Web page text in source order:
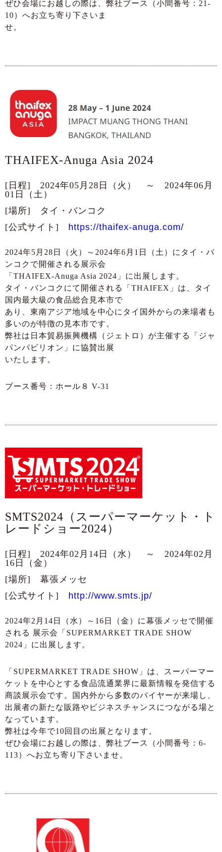
ぜひ会場にお越しの際は、弊社ブース（小間番号：21-
10）へお立ち寄り下さいま
せ。
THAIFEX-Anuga Asia 2024
[日程] 2024年05月28日（火） ～ 2024年06月
01日（土）
[場所] タイ・バンコク
[公式サイト] https://thaifex-anuga.com/
2024年5月28日（火）～2024年6月1日（土）にタイ・バ
ンコクで開催される展示会
「THAIFEX-Anuga Asia 2024」に出展します。
タイ・バンコクにて開催される「THAIFEX」は、タイ
国内最大級の食品総合見本市で
あり、東南アジア地域を中心にタイ国外からの来場者も
多いのが特徴の見本市です。
弊社は日本貿易振興機構（ジェトロ）が主催する「ジャ
パンパビリオン」に協賛出展
いたします。
ブース番号：ホール８ V-31
SMTS2024（スーパーマーケット・ト
レードショー2024）
[日程] 2024年02月14日（水） ～ 2024年02月
16日（金）
[場所] 幕張メッセ
[公式サイト] http://www.smts.jp/
2024年2月14日（水）～16日（金）に幕張メッセで開催
される 展示会「SUPERMARKET TRADE SHOW
2024」に出展します。
「SUPERMARKET TRADE SHOW」は、スーパーマー
ケットを中心とする食品流通業界に最新情報を発信する
商談展示会です。国内外から多数のバイヤーが来場し、
出展者の新たな販路やビジネスチャンスにつながる場と
なっています。
弊社は今年で10回目の出展となります。
ぜひ会場にお越しの際は、弊社ブース（小間番号：6-
113）へお立ち寄り下さいませ。